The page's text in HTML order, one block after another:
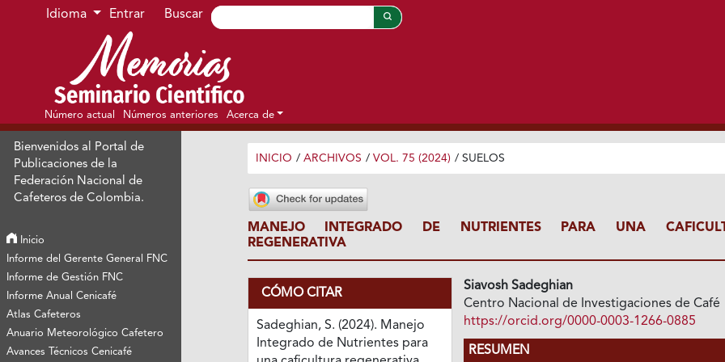
Ir al menú de navegación principal
Ir al contenido principal
Ir al pie de página del sitio
Idioma Entrar Buscar
Número actual Números anteriores Acerca de
Bienvenidos al Portal de
Publicaciones de la
Federación Nacional de
Cafeteros de Colombia.
Inicio
Informe del Gerente General FNC
Informe de Gestión FNC
Informe Anual Cenicafé
Atlas Cafeteros
Anuario Meteorológico Cafetero
Avances Técnicos Cenicafé
INICIO / ARCHIVOS / VOL. 75 (2024) / SUELOS
MANEJO INTEGRADO DE NUTRIENTES PARA UNA
REGENERATIVA
CÓMO CITAR
Sadeghian, S. (2024). Manejo
Integrado de Nutrientes para
Siavosh Sadeghian
Centro Nacional de Investigaciones de Café
https://orcid.org/0000-0003-1266-0885
RESUMEN